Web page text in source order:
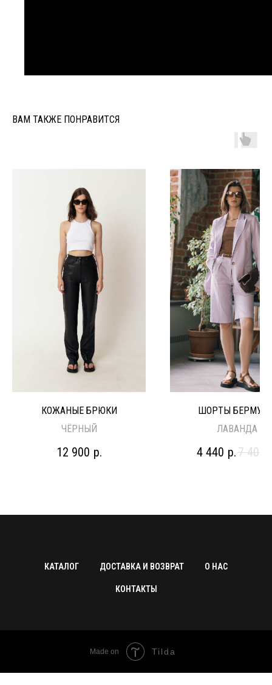
ВАМ ТАКЖЕ ПОНРАВИТСЯ
КОЖАНЫЕ БРЮКИ
ЧЁРНЫЙ
12 900 р.
ШОРТЫ
ЛАВАНДА
4 440 р.7 400
КАТАЛОГ ДОСТАВКА И ВОЗВРАТ О НАС
КОНТАКТЫ
Made on Tilda